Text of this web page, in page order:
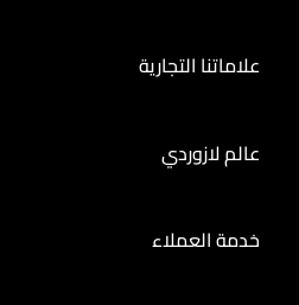
علاماتنا التجارية
عالم لازوردي
خدمة العملاء